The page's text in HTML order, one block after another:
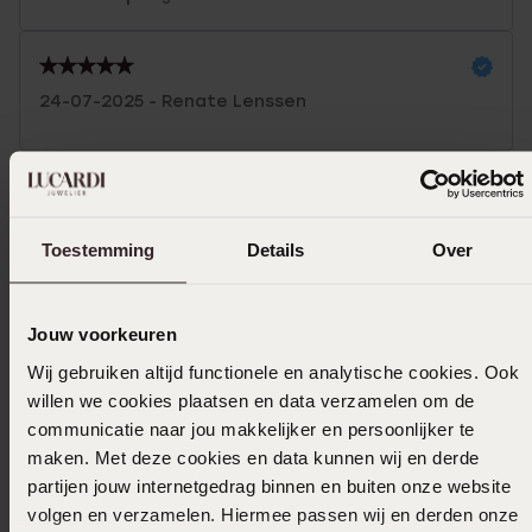
Toestemming Details Over
Jouw voorkeuren
Wij gebruiken altijd functionele en analytische cookies. Ook
willen we cookies plaatsen en data verzamelen om de
communicatie naar jou makkelijker en persoonlijker te
maken. Met deze cookies en data kunnen wij en derde
partijen jouw internetgedrag binnen en buiten onze website
volgen en verzamelen. Hiermee passen wij en derden onze
24-07-2025 - Renate Lenssen
Größe auswählen und bestellen
Das könnte dir gefallen